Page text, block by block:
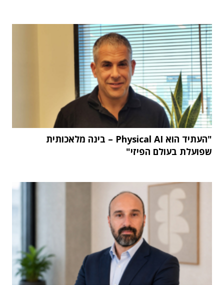
"העתיד הוא Physical AI – בינה מלאכותית
שפועלת בעולם הפיזי"